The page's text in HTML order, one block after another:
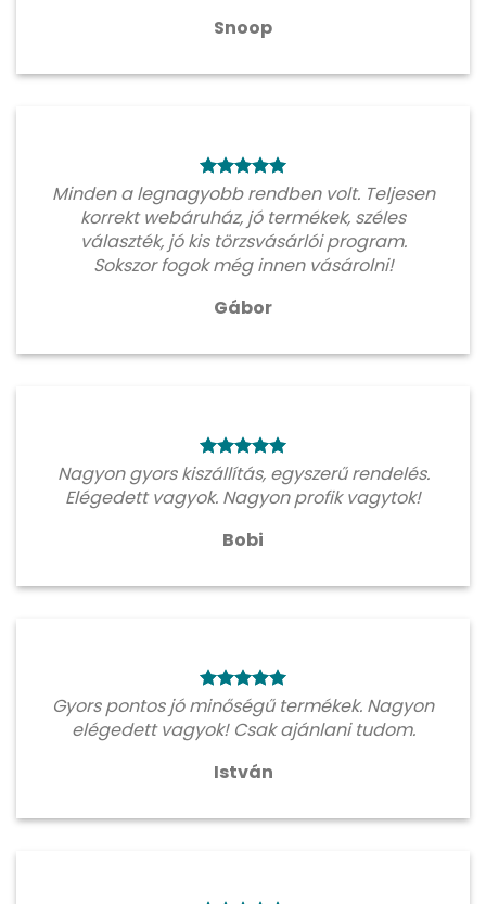
Snoop
Minden a legnagyobb rendben volt. Teljesen
korrekt webáruház, jó termékek, széles
választék, jó kis törzsvásárlói program.
Sokszor fogok még innen vásárolni!
Gábor
Nagyon gyors kiszállítás, egyszerű rendelés.
Elégedett vagyok. Nagyon profik vagytok!
Bobi
Gyors pontos jó minőségű termékek. Nagyon
elégedett vagyok! Csak ajánlani tudom.
István